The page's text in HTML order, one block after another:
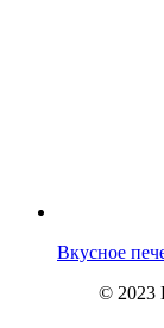
Вкусное
© 2023